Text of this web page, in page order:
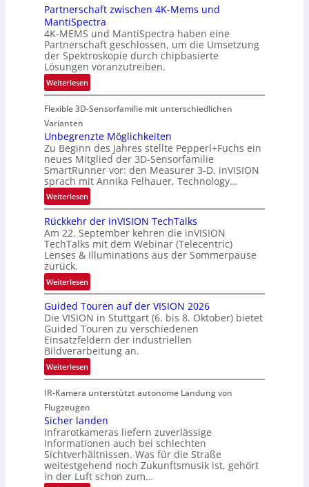
f
i
e
i
n
L
u
f
t
-
u
n
d
R
a
u
m
f
a
h
r
t
t
e
c
h
n
i
k
E
M
E
A
-
R
e
n
Partnerschaft zwischen 4K-Mems und
MantiSpectra
4K-MEMS und MantiSpectra haben eine
Partnerschaft geschlossen, um die Umsetzung
der Spektroskopie durch chipbasierte
Lösungen voranzutreiben.
Weiterlesen:
P
a
t
n
e
r
s
c
h
a
f
t
i
s
c
h
e
n
4
K
-
M
e
m
s
u
n
Flexible 3D-Sensorfamilie mit unterschiedlichen
Varianten
Unbegrenzte Möglichkeiten
Zu Beginn des Jahres stellte Pepperl+Fuchs ein
neues Mitglied der 3D-Sensorfamilie
SmartRunner vor: den Measurer 3-D. inVISION
sprach mit Annika Felhauer, Technology…
Weiterlesen:
U
n
b
e
g
r
e
z
t
e
M
ö
g
l
i
c
h
k
e
i
t
Rückkehr der inVISION TechTalks
Am 22. September kehren die inVISION
TechTalks mit dem Webinar (Telecentric)
Lenses & Illuminations aus der Sommerpause
zurück.
Weiterlesen:
R
ü
c
k
k
e
h
d
e
r
i
n
V
I
Guided Touren auf der VISION 2026
Die VISION in Stuttgart (6. bis 8. Oktober) bietet
Guided Touren zu verschiedenen
Einsatzfeldern der industriellen
Bildverarbeitung an.
Weiterlesen:
G
u
i
d
e
d
T
o
u
IR-Kamera unterstützt autonome Landung von
Flugzeugen
Sicher landen
Infrarotkameras liefern zuverlässige
Informationen auch bei schlechten
Sichtverhältnissen. Was für die Straße
weitestgehend noch Zukunftsmusik ist, gehört
in der Luft schon zum…